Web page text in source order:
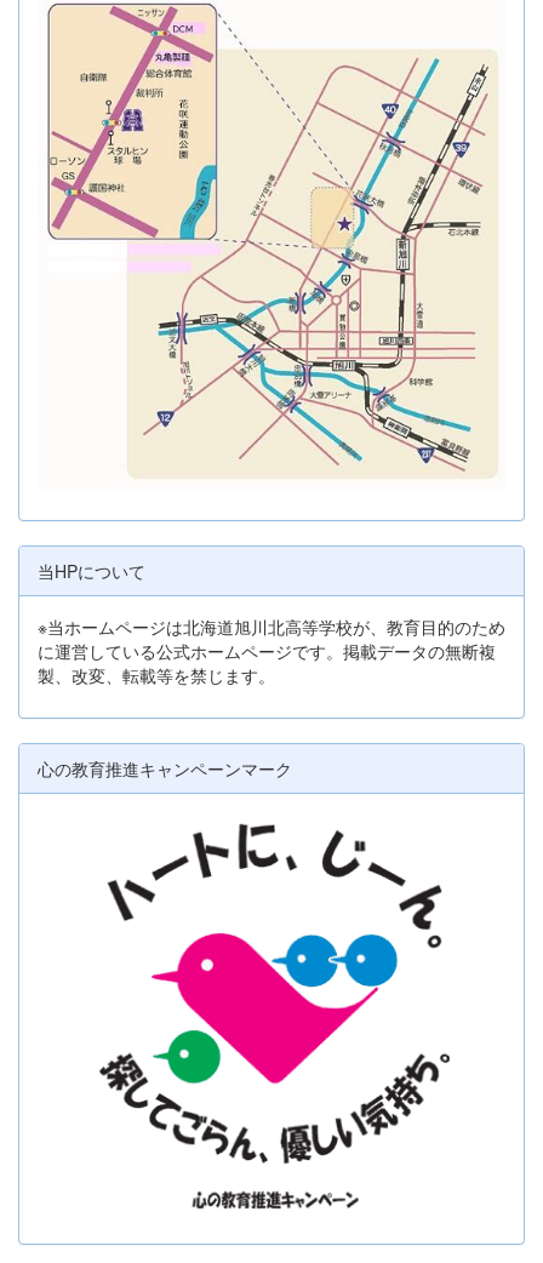
当HPについて
※当ホームページは北海道旭川北高等学校が、教育目的のため
に運営している公式ホームページです。掲載データの無断複
製、改変、転載等を禁じます。
心の教育推進キャンペーンマーク